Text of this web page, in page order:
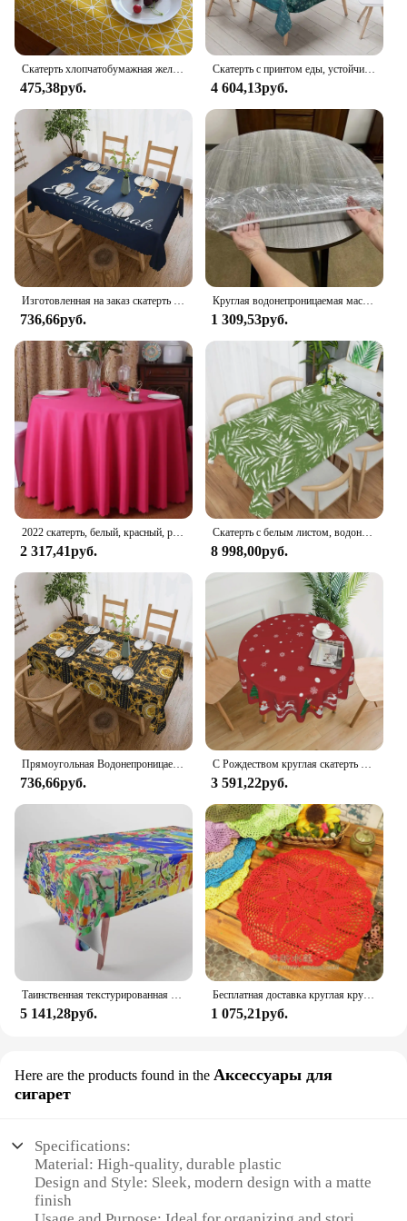
475,38руб.
Скатерть с принтом еды, устойчивая к пятнам, водонепроницаемая, прямоугольная, для кухни, ресторана, стола, украшение для дома, BLSJX01
4 604,13руб.
736,66руб.
Круглая водонепроницаемая маслостойкая защитная крышка из ПВХ, прозрачная скатерть с эластичными краями для кухни, обеденного стола, банкета в отеле
1 309,53руб.
2 317,41руб.
Скатерть с белым листом, водонепроницаемая прямоугольная скатерть для кухни, кофе, ресторана, дома, гостиной, декоративная GCXZ006
8 998,00руб.
736,66руб. 3 591,22руб.
Таинственная текстурированная скатерть с принтом, домашний декор, прямоугольная вечерние антиобрастающая пылезащитная ткань KLY-03
5 141,28руб.
Бесплатная доставка круглая кружевная скатерть 45 см из хлопка для свадебного декора для кофейного столика
1 075,21руб.
Here are the products found in the Аксессуары для
сигарет
Specifications:
Material: High-quality, durable plastic
Design and Style: Sleek, modern design with a matte
finish